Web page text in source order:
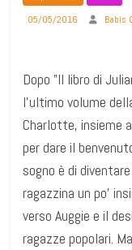
05/05/2016
Babis
Dopo ”Il libro di
l’ultimo volume
Charlotte, insieme
per dare il
sogno è di
ragazzina un po’
verso Auggie e il
ragazze popolari.